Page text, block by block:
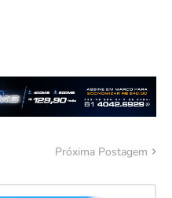
Próxima Postagem